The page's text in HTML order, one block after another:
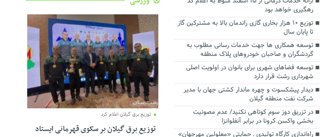
رهگیری خواهد بود
توزیع ۱۰ هزار بخاری گازی راندمان بالا به مشترکین گاز
تا پایان سال
توسعه همکاری ها جهت خدمات رسانی مطلوب به
گردشگران و صاحبان خودروهای پلاک منطقه
توسعه فضاهای شهری برای بانوان در اولویت اصلی
شهرداری رشت قرار دارد
دیدار پیشکسوت و چهره ماندار کشتی جهان با مدیر
شرکت نفت منطقه گیلان
در تزریق دوز سوم کوتاهی نکنید/ عدم مصونیت
بخشی واکسن کرونا در برابر آنفلوانزا
راه‌اندازی کارگاه تولیدی ـ حمایتی «معلولین مهرجهان»
توزیع برق گیلان اعلام کرد
توزیع برق گیلان بر سکوی قهرمانی ایستاد